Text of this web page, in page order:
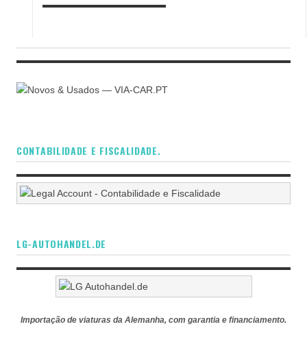
CONTABILIDADE E FISCALIDADE.
LG-AUTOHANDEL.DE
Importação de viaturas da Alemanha, com garantia e financiamento.